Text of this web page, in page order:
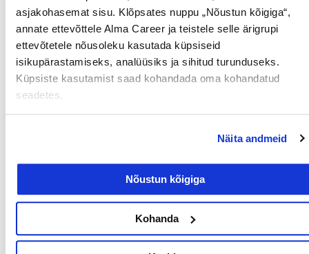
asjakohasemat sisu. Klõpsates nuppu „Nõustun kõigiga“,
annate ettevõttele Alma Career ja teistele selle ärigrupi
ettevõtetele nõusoleku kasutada küpsiseid
isikupärastamiseks, analüüsiks ja sihitud turunduseks.
Küpsiste kasutamist saad kohandada oma kohandatud
seadetes.
Näita andmeid
Nõustun kõigiga
Kohanda
Sinu palk pole enam
tabuteema!
14/07/2026